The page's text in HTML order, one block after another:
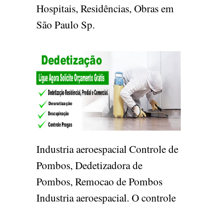
Hospitais, Residências, Obras em
São Paulo Sp.
Industria aeroespacial Controle de
Pombos, Dedetizadora de
Pombos, Remocao de Pombos
Industria aeroespacial. O controle